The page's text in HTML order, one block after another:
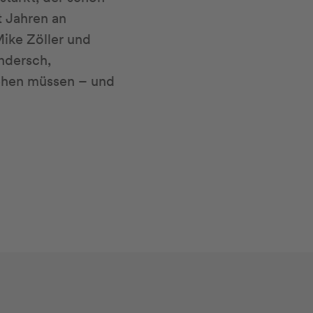
an
Zöller und
müssen – und